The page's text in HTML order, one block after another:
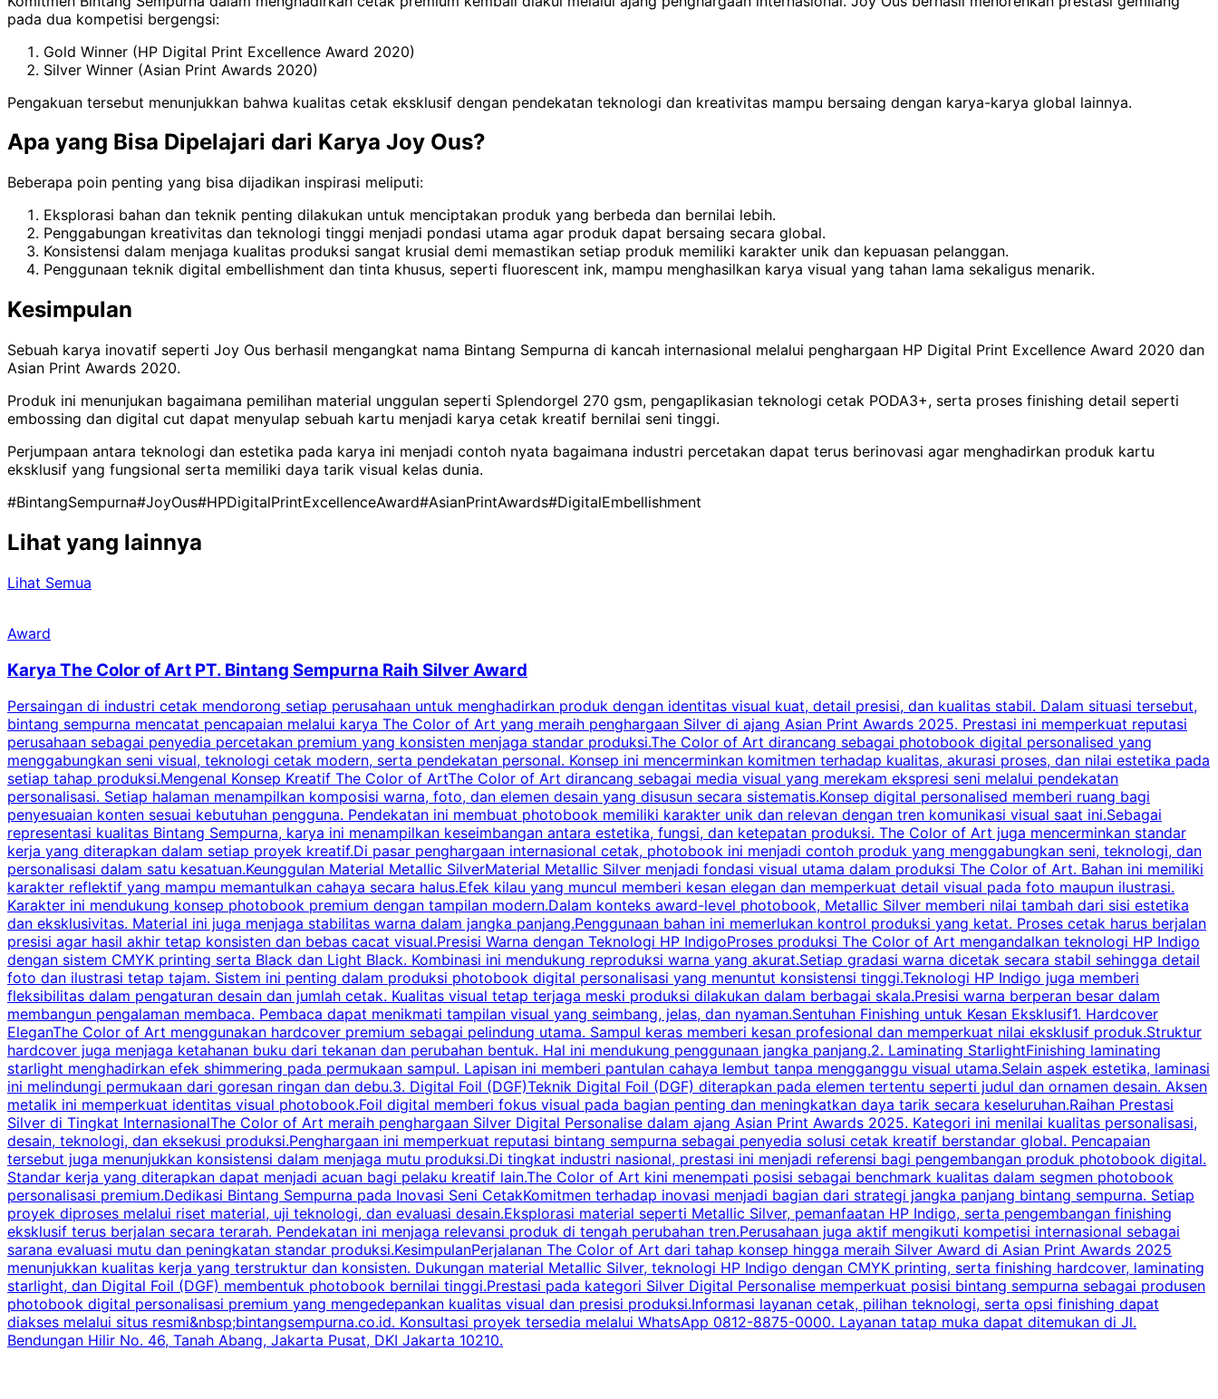
pada dua kompetisi bergengsi:
Gold Winner (HP Digital Print Excellence Award 2020)
Silver Winner (Asian Print Awards 2020)
Pengakuan tersebut menunjukkan bahwa kualitas cetak eksklusif dengan pendekatan teknologi dan kreativitas mampu bersaing dengan karya-karya global lainnya.
Apa yang Bisa Dipelajari dari Karya Joy Ous?
Beberapa poin penting yang bisa dijadikan inspirasi meliputi:
Eksplorasi bahan dan teknik penting dilakukan untuk menciptakan produk yang berbeda dan bernilai lebih.
Penggabungan kreativitas dan teknologi tinggi menjadi pondasi utama agar produk dapat bersaing secara global.
Konsistensi dalam menjaga kualitas produksi sangat krusial demi memastikan setiap produk memiliki karakter unik dan kepuasan pelanggan.
Penggunaan teknik digital embellishment dan tinta khusus, seperti fluorescent ink, mampu menghasilkan karya visual yang tahan lama sekaligus menarik.
Kesimpulan
Sebuah karya inovatif seperti Joy Ous berhasil mengangkat nama Bintang Sempurna di kancah internasional melalui penghargaan HP Digital Print Excellence Award 2020 dan
Asian Print Awards 2020.
Produk ini menunjukan bagaimana pemilihan material unggulan seperti Splendorgel 270 gsm, pengaplikasian teknologi cetak PODA3+, serta proses finishing detail seperti
embossing dan digital cut dapat menyulap sebuah kartu menjadi karya cetak kreatif bernilai seni tinggi.
Perjumpaan antara teknologi dan estetika pada karya ini menjadi contoh nyata bagaimana industri percetakan dapat terus berinovasi agar menghadirkan produk kartu
eksklusif yang fungsional serta memiliki daya tarik visual kelas dunia.
#BintangSempurna#JoyOus#HPDigitalPrintExcellenceAward#AsianPrintAwards#DigitalEmbellishment
Lihat yang lainnya
Lihat Semua
Award
Karya The Color of Art PT. Bintang Sempurna Raih Silver Award
Persaingan di industri cetak mendorong setiap perusahaan untuk menghadirkan produk dengan identitas visual kuat, detail presisi, dan kualitas stabil. Dalam situasi tersebut,
bintang sempurna mencatat pencapaian melalui karya The Color of Art yang meraih penghargaan Silver di ajang Asian Print Awards 2025. Prestasi ini memperkuat reputasi
perusahaan sebagai penyedia percetakan premium yang konsisten menjaga standar produksi.The Color of Art dirancang sebagai photobook digital personalised yang
menggabungkan seni visual, teknologi cetak modern, serta pendekatan personal. Konsep ini mencerminkan komitmen terhadap kualitas, akurasi proses, dan nilai estetika pada
setiap tahap produksi.Mengenal Konsep Kreatif The Color of ArtThe Color of Art dirancang sebagai media visual yang merekam ekspresi seni melalui pendekatan
personalisasi. Setiap halaman menampilkan komposisi warna, foto, dan elemen desain yang disusun secara sistematis.Konsep digital personalised memberi ruang bagi
penyesuaian konten sesuai kebutuhan pengguna. Pendekatan ini membuat photobook memiliki karakter unik dan relevan dengan tren komunikasi visual saat ini.Sebagai
representasi kualitas Bintang Sempurna, karya ini menampilkan keseimbangan antara estetika, fungsi, dan ketepatan produksi. The Color of Art juga mencerminkan standar
kerja yang diterapkan dalam setiap proyek kreatif.Di pasar penghargaan internasional cetak, photobook ini menjadi contoh produk yang menggabungkan seni, teknologi, dan
personalisasi dalam satu kesatuan.Keunggulan Material Metallic SilverMaterial Metallic Silver menjadi fondasi visual utama dalam produksi The Color of Art. Bahan ini memiliki
karakter reflektif yang mampu memantulkan cahaya secara halus.Efek kilau yang muncul memberi kesan elegan dan memperkuat detail visual pada foto maupun ilustrasi.
Karakter ini mendukung konsep photobook premium dengan tampilan modern.Dalam konteks award-level photobook, Metallic Silver memberi nilai tambah dari sisi estetika
dan eksklusivitas. Material ini juga menjaga stabilitas warna dalam jangka panjang.Penggunaan bahan ini memerlukan kontrol produksi yang ketat. Proses cetak harus berjalan
presisi agar hasil akhir tetap konsisten dan bebas cacat visual.Presisi Warna dengan Teknologi HP IndigoProses produksi The Color of Art mengandalkan teknologi HP Indigo
dengan sistem CMYK printing serta Black dan Light Black. Kombinasi ini mendukung reproduksi warna yang akurat.Setiap gradasi warna dicetak secara stabil sehingga detail
foto dan ilustrasi tetap tajam. Sistem ini penting dalam produksi photobook digital personalisasi yang menuntut konsistensi tinggi.Teknologi HP Indigo juga memberi
fleksibilitas dalam pengaturan desain dan jumlah cetak. Kualitas visual tetap terjaga meski produksi dilakukan dalam berbagai skala.Presisi warna berperan besar dalam
membangun pengalaman membaca. Pembaca dapat menikmati tampilan visual yang seimbang, jelas, dan nyaman.Sentuhan Finishing untuk Kesan Eksklusif1. Hardcover
EleganThe Color of Art menggunakan hardcover premium sebagai pelindung utama. Sampul keras memberi kesan profesional dan memperkuat nilai eksklusif produk.Struktur
hardcover juga menjaga ketahanan buku dari tekanan dan perubahan bentuk. Hal ini mendukung penggunaan jangka panjang.2. Laminating StarlightFinishing laminating
starlight menghadirkan efek shimmering pada permukaan sampul. Lapisan ini memberi pantulan cahaya lembut tanpa mengganggu visual utama.Selain aspek estetika, laminasi
ini melindungi permukaan dari goresan ringan dan debu.3. Digital Foil (DGF)Teknik Digital Foil (DGF) diterapkan pada elemen tertentu seperti judul dan ornamen desain. Aksen
metalik ini memperkuat identitas visual photobook.Foil digital memberi fokus visual pada bagian penting dan meningkatkan daya tarik secara keseluruhan.Raihan Prestasi
Silver di Tingkat InternasionalThe Color of Art meraih penghargaan Silver Digital Personalise dalam ajang Asian Print Awards 2025. Kategori ini menilai kualitas personalisasi,
desain, teknologi, dan eksekusi produksi.Penghargaan ini memperkuat reputasi bintang sempurna sebagai penyedia solusi cetak kreatif berstandar global. Pencapaian
tersebut juga menunjukkan konsistensi dalam menjaga mutu produksi.Di tingkat industri nasional, prestasi ini menjadi referensi bagi pengembangan produk photobook digital.
Standar kerja yang diterapkan dapat menjadi acuan bagi pelaku kreatif lain.The Color of Art kini menempati posisi sebagai benchmark kualitas dalam segmen photobook
personalisasi premium.Dedikasi Bintang Sempurna pada Inovasi Seni CetakKomitmen terhadap inovasi menjadi bagian dari strategi jangka panjang bintang sempurna. Setiap
proyek diproses melalui riset material, uji teknologi, dan evaluasi desain.Eksplorasi material seperti Metallic Silver, pemanfaatan HP Indigo, serta pengembangan finishing
eksklusif terus berjalan secara terarah. Pendekatan ini menjaga relevansi produk di tengah perubahan tren.Perusahaan juga aktif mengikuti kompetisi internasional sebagai
sarana evaluasi mutu dan peningkatan standar produksi.KesimpulanPerjalanan The Color of Art dari tahap konsep hingga meraih Silver Award di Asian Print Awards 2025
menunjukkan kualitas kerja yang terstruktur dan konsisten. Dukungan material Metallic Silver, teknologi HP Indigo dengan CMYK printing, serta finishing hardcover, laminating
starlight, dan Digital Foil (DGF) membentuk photobook bernilai tinggi.Prestasi pada kategori Silver Digital Personalise memperkuat posisi bintang sempurna sebagai produsen
photobook digital personalisasi premium yang mengedepankan kualitas visual dan presisi produksi.Informasi layanan cetak, pilihan teknologi, serta opsi finishing dapat
diakses melalui situs resmi&nbsp;bintangsempurna.co.id. Konsultasi proyek tersedia melalui WhatsApp 0812-8875-0000. Layanan tatap muka dapat ditemukan di Jl.
Bendungan Hilir No. 46, Tanah Abang, Jakarta Pusat, DKI Jakarta 10210.